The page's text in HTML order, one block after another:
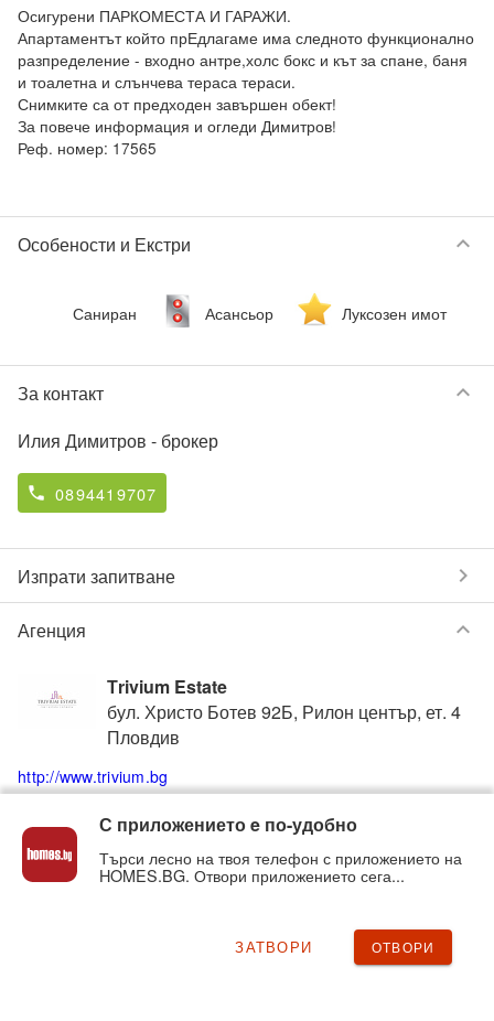
Осигурени ПАРКОМЕСТА И ГАРАЖИ.
Апартаментът който прЕдлагаме има следното функционално
разпределение - входно антре,холс бокс и кът за спане, баня
и тоалетна и слънчева тераса тераси.
Снимките са от предходен завършен обект!
За повече информация и огледи Димитров!
Реф. номер: 17565
Особености и Екстри keyboard_arrow_down
Саниран Асансьор Луксозен имот
За контакт keyboard_arrow_down
Илия Димитров - брокер
phone 0894419707
Изпрати запитване chevron_right
Агенция keyboard_arrow_down
Тrivium Estate
бул. Христо Ботев 92Б, Рилон център, ет. 4
Пловдив
http://www.trivium.bg
phone 0895364923
Вижте всички обяви отТrivium Estateв homes.bg
chevron_right
С приложението e по-удобно
Търси лесно на твоя телефон с приложението на
HOMES.BG. Отвори приложението сега...
ЗАТВОРИ ОТВОРИ